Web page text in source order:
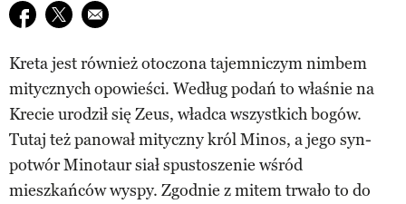
Udostępnij na facebook
Udostępnij na twitter
E-mail do przyjaciela
Kreta jest również otoczona tajemniczym nimbem
mitycznych opowieści. Według podań to właśnie na
Krecie urodził się Zeus, władca wszystkich bogów.
Tutaj też panował mityczny król Minos, a jego syn-
potwór Minotaur siał spustoszenie wśród
mieszkańców wyspy. Zgodnie z mitem trwało to do